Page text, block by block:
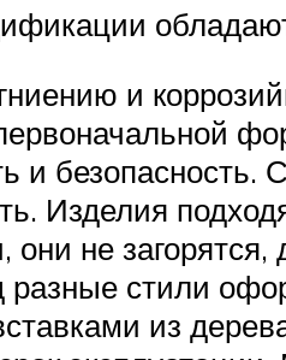
и
и
Изделия
они не
разные стили
из